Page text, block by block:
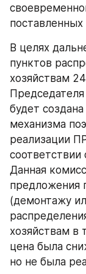
поставленных
В целях
пунктов
хозяйствам
будет
механизма
реализации
Данная
предложения
(демонтажу
хозяйствам в
цена была
но не была